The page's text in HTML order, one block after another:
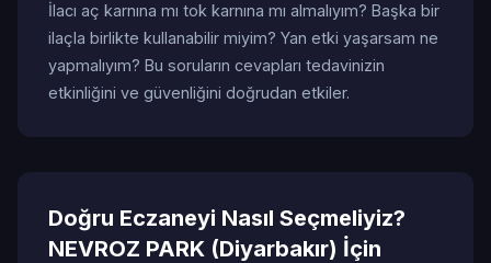
İlacı aç karnına mı tok karnına mı almalıyım? Başka bir
ilaçla birlikte kullanabilir miyim? Yan etki yaşarsam ne
yapmalıyım? Bu soruların cevapları tedavinizin
etkinliğini ve güvenliğini doğrudan etkiler.
Doğru Eczaneyi Nasıl Seçmeliyiz?
NEVROZ PARK (Diyarbakır) İçin